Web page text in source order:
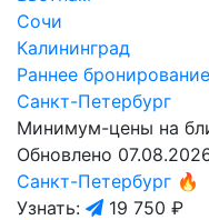
Сочи
Калининград
Раннее бронирование
Санкт-Петербург
Минимум-цены на
Обновлено
Санкт-Петербург 🔥
Узнать:
19 750 ₽